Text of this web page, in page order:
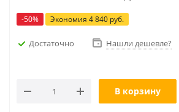
-50% Экономия 4 840 руб.
Достаточно Нашли дешевле?
В корзину